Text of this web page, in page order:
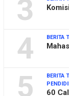
3
4 BERITA
5 BERITA
60